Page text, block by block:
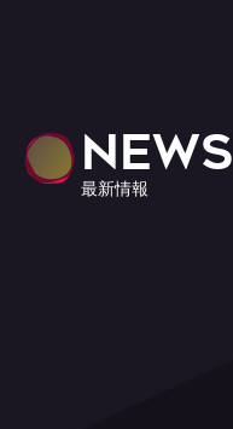
NEWS
最新情報